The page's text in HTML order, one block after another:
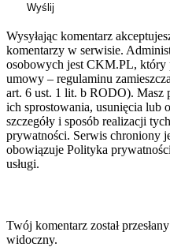
Wyślij
Wysyłając komentarz
komentarzy w serwisie.
osobowych jest CKM.PL, który
umowy – regulaminu
art. 6 ust. 1 lit. b RODO). Masz
ich sprostowania, usunięcia lub
szczegóły i sposób realizacji
prywatności. Serwis chroniony
obowiązuje Polityka
usługi.
Twój komentarz został
widoczny.